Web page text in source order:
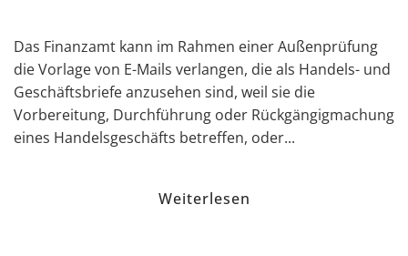
Das Finanzamt kann im Rahmen einer Außenprüfung
die Vorlage von E-Mails verlangen, die als Handels- und
Geschäftsbriefe anzusehen sind, weil sie die
Vorbereitung, Durchführung oder Rückgängigmachung
eines Handelsgeschäfts betreffen, oder...
Weiterlesen